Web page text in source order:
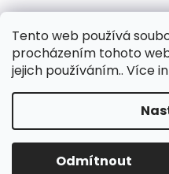
Tento web používá
procházením tohoto
jejich používáním.. Více
Odmítnout
Vážení, v současné době
lodních motorů Mercury!!!
současných cenách, nás
Copyright 2026Wavy